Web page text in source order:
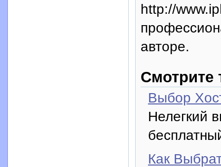
http://
авторе.
Смотрите
Выбор
Нелегкий
Как